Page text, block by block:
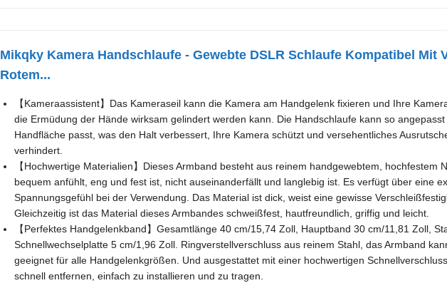
Mikqky Kamera Handschlaufe - Gewebte DSLR Schlaufe Kompatibel Mit
Rotem...
【Kameraassistent】Das Kameraseil kann die Kamera am Handgelenk fixieren und Ihre
die Ermüdung der Hände wirksam gelindert werden kann. Die Handschlaufe kann so
Handfläche passt, was den Halt verbessert, Ihre Kamera schützt und versehentliches
verhindert.
【Hochwertige Materialien】Dieses Armband besteht aus reinem handgewebtem, hochfestem
bequem anfühlt, eng und fest ist, nicht auseinanderfällt und langlebig ist. Es verfügt über eine
Spannungsgefühl bei der Verwendung. Das Material ist dick, weist eine gewisse
Gleichzeitig ist das Material dieses Armbandes schweißfest, hautfreundlich, griffig und leicht.
【Perfektes Handgelenkband】Gesamtlänge 40 cm/15,74 Zoll, Hauptband 30 cm/11,81 Zoll,
Schnellwechselplatte 5 cm/1,96 Zoll. Ringverstellverschluss aus reinem Stahl, das Armband
geeignet für alle Handgelenkgrößen. Und ausgestattet mit einer hochwertigen
schnell entfernen, einfach zu installieren und zu tragen.